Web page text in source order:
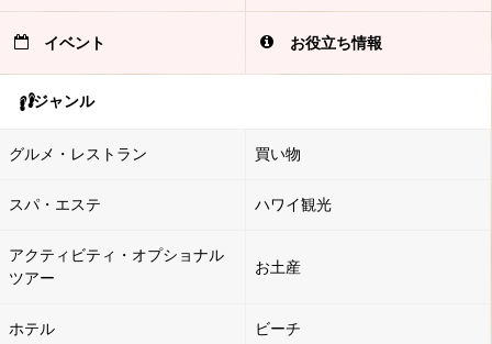
イベント お役立ち情報
ジャンル
グルメ・レストラン 買い物
スパ・エステ ハワイ観光
アクティビティ・オプショナル
ツアー
お土産
ホテル ビーチ